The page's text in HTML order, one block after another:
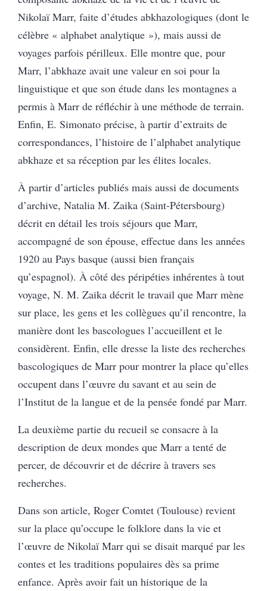
Nikolaï Marr, faite d’études abkhazologiques (dont le
célèbre « alphabet analytique »), mais aussi de
voyages parfois périlleux. Elle montre que, pour
Marr, l’abkhaze avait une valeur en soi pour la
linguistique et que son étude dans les montagnes a
permis à Marr de réfléchir à une méthode de terrain.
Enfin, E. Simonato précise, à partir d’extraits de
correspondances, l’histoire de l’alphabet analytique
abkhaze et sa réception par les élites locales.
À partir d’articles publiés mais aussi de documents
d’archive, Natalia M. Zaika (Saint-Pétersbourg)
décrit en détail les trois séjours que Marr,
accompagné de son épouse, effectue dans les années
1920 au Pays basque (aussi bien français
qu’espagnol). À côté des péripéties inhérentes à tout
voyage, N. M. Zaika décrit le travail que Marr mène
sur place, les gens et les collègues qu’il rencontre, la
manière dont les bascologues l’accueillent et le
considèrent. Enfin, elle dresse la liste des recherches
bascologiques de Marr pour montrer la place qu’elles
occupent dans l’œuvre du savant et au sein de
l’Institut de la langue et de la pensée fondé par Marr.
La deuxième partie du recueil se consacre à la
description de deux mondes que Marr a tenté de
percer, de découvrir et de décrire à travers ses
recherches.
Dans son article, Roger Comtet (Toulouse) revient
sur la place qu’occupe le folklore dans la vie et
l’œuvre de Nikolaï Marr qui se disait marqué par les
contes et les traditions populaires dès sa prime
enfance. Après avoir fait un historique de la